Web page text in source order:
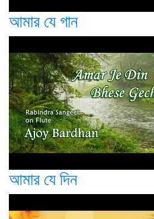
আমার যে গান
আমার যে দিন